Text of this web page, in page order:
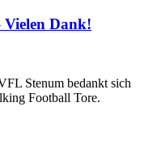
Vielen Dank!
Stenum bedankt sich
Football Tore.